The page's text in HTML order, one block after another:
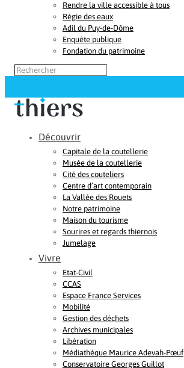
Rendre la ville accessible à tous
Régie des eaux
Adil du Puy-de-Dôme
Enquête publique
Fondation du patrimoine
Découvrir
Capitale de la coutellerie
Musée de la coutellerie
Cité des couteliers
Centre d’art contemporain
La Vallée des Rouets
Notre patrimoine
Maison du tourisme
Sourires et regards thiernois
Jumelage
Vivre
Etat-Civil
CCAS
Espace France Services
Mobilité
Gestion des déchets
Archives municipales
Libération
Médiathèque Maurice Adevah-Pœuf
Conservatoire Georges Guillot